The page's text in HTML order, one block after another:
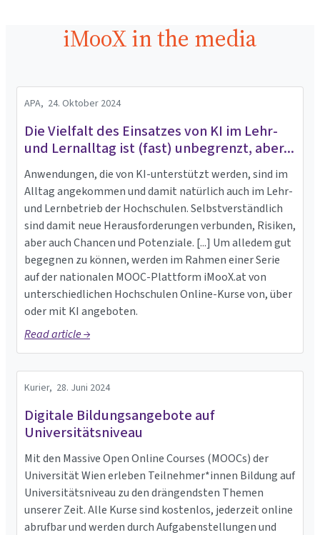
iMooX in the media
APA, 24. Oktober 2024
Die Vielfalt des Einsatzes von KI im Lehr-
und Lernalltag ist (fast) unbegrenzt, aber...
Anwendungen, die von KI-unterstützt werden, sind im
Alltag angekommen und damit natürlich auch im Lehr-
und Lernbetrieb der Hochschulen. Selbstverständlich
sind damit neue Herausforderungen verbunden, Risiken,
aber auch Chancen und Potenziale. [...] Um alledem gut
begegnen zu können, werden im Rahmen einer Serie
auf der nationalen MOOC-Plattform iMooX.at von
unterschiedlichen Hochschulen Online-Kurse von, über
oder mit KI angeboten.
Read article →
Kurier, 28. Juni 2024
Digitale Bildungsangebote auf
Universitätsniveau
Mit den Massive Open Online Courses (MOOCs) der
Universität Wien erleben Teilnehmer*innen Bildung auf
Universitätsniveau zu den drängendsten Themen
unserer Zeit. Alle Kurse sind kostenlos, jederzeit online
abrufbar und werden durch Aufgabenstellungen und